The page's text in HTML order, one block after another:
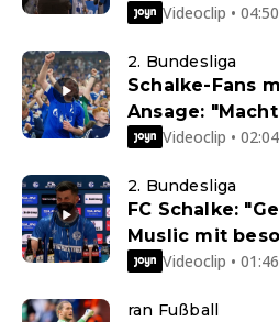
Videoclip •
2. Bundesliga
Schalke-Fans
Ansage:
Videoclip •
2. Bundesliga
FC Schalke:
Muslic mit
Videoclip •
ran Fußball